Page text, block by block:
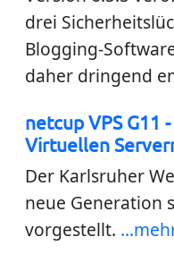
drei
Blogging-
daher dringend
netcup VPS G11
Virtuellen
Der Karlsruher
neue Generation
vorgestellt.